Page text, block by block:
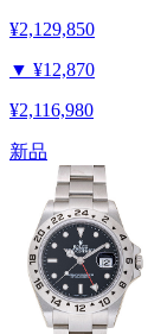
¥2,129,850
▼ ¥12,870
¥2,116,980
新品